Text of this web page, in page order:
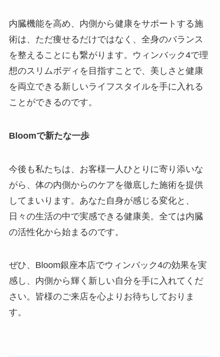
内臓機能を高め、内側から健康をサポートする施
術は、ただ痩せるだけではなく、全身のバランス
を整えることにも繋がります。ウィンバック4で理
想のスリムボディを目指すことで、美しさと健康
を両立できる新しいライフスタイルを手に入れる
ことができるのです。
Bloomで新たな一歩
今後も私たちは、お客様一人ひとりに寄り添いな
がら、体の内側からのケアを徹底した施術を提供
してまいります。あなた自身が感じる変化と、
日々の生活の中で実感できる健康美。全ては内臓
の活性化から始まるのです。
ぜひ、Bloom銀座本店でウィンバック4の効果を実
感し、内側から輝く新しい自分を手に入れてくだ
さい。皆様のご来店を心よりお待ちしておりま
す。